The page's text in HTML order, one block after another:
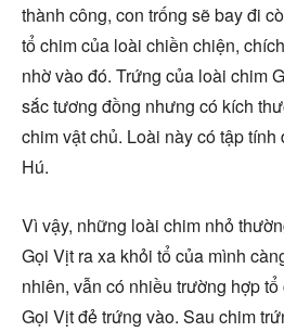
thành công, con trống sẽ bay đi
tổ chim của loài chiền chiện,
nhờ vào đó. Trứng của loài chim
sắc tương đồng nhưng có kích
chim vật chủ. Loài này có tập
Hú.
Vì vậy, những loài chim nhỏ
Gọi Vịt ra xa khỏi tổ của mình
nhiên, vẫn có nhiều trường hợp
Gọi Vịt đẻ trứng vào. Sau chim